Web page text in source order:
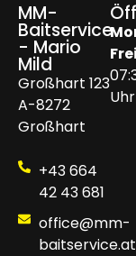
MM-
Baitservice
- Mario
Mild
Großhart 123
A-8272
Großhart
+43 664
42 43 681
office@mm-
baitservice.at
Uhr